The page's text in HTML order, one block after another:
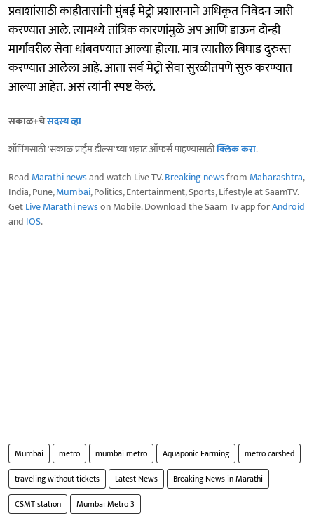
प्रवाशांसाठी काहीतासांनी मुंबई मेट्रो प्रशासनाने अधिकृत निवेदन जारी
करण्यात आले. त्यामध्ये तांत्रिक कारणांमुळे अप आणि डाऊन दोन्ही
मार्गावरील सेवा थांबवण्यात आल्या होत्या. मात्र त्यातील बिघाड दुरुस्त
करण्यात आलेला आहे. आता सर्व मेट्रो सेवा सुरळीतपणे सुरु करण्यात
आल्या आहेत. असं त्यांनी स्पष्ट केलं.
सकाळ+चेसदस्य व्हा
शॉपिंगसाठी 'सकाळ प्राईम डील्स'च्या भन्नाट ऑफर्स पाहण्यासाठीक्लिक करा.
Read Marathi newsand watch Live TV.Breaking newsfrom Maharashtra,
India, Pune,Mumbai, Politics, Entertainment, Sports, Lifestyle at SaamTV.
GetLive Marathi newson Mobile. Download the Saam Tv app forAndroid
and IOS.
Mumbai metro mumbai metro Aquaponic Farming
metro carshed
traveling without tickets
Latest News
Breaking News in Marathi
CSMT station
Mumbai Metro 3